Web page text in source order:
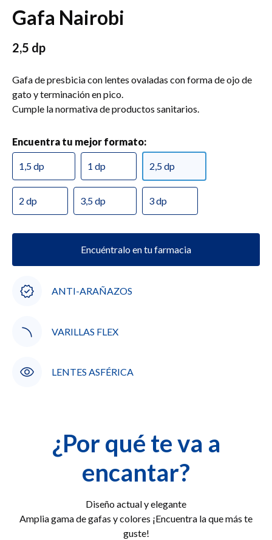
Gafa Nairobi
2,5 dp
Gafa de presbicia con lentes ovaladas con forma de ojo de
gato y terminación en pico.
Cumple la normativa de productos sanitarios.
Encuentra tu mejor formato:
1,5 dp 1 dp 2,5 dp
2 dp 3,5 dp 3 dp
Encuéntralo en tu farmacia
ANTI-ARAÑAZOS
VARILLAS FLEX
LENTES ASFÉRICA
¿Por qué te va a
encantar?
Diseño actual y elegante
Amplia gama de gafas y colores ¡Encuentra la que más te
guste!